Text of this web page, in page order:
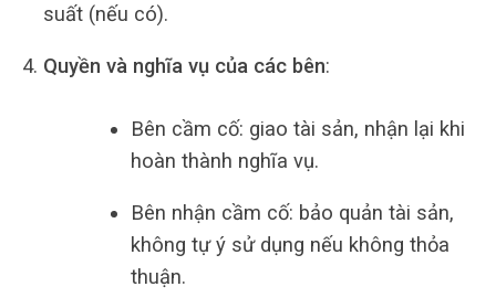
suất (nếu có).
Quyền và nghĩa vụ của các bên:
Bên cầm cố: giao tài sản, nhận lại khi
hoàn thành nghĩa vụ.
Bên nhận cầm cố: bảo quản tài sản,
không tự ý sử dụng nếu không thỏa
thuận.